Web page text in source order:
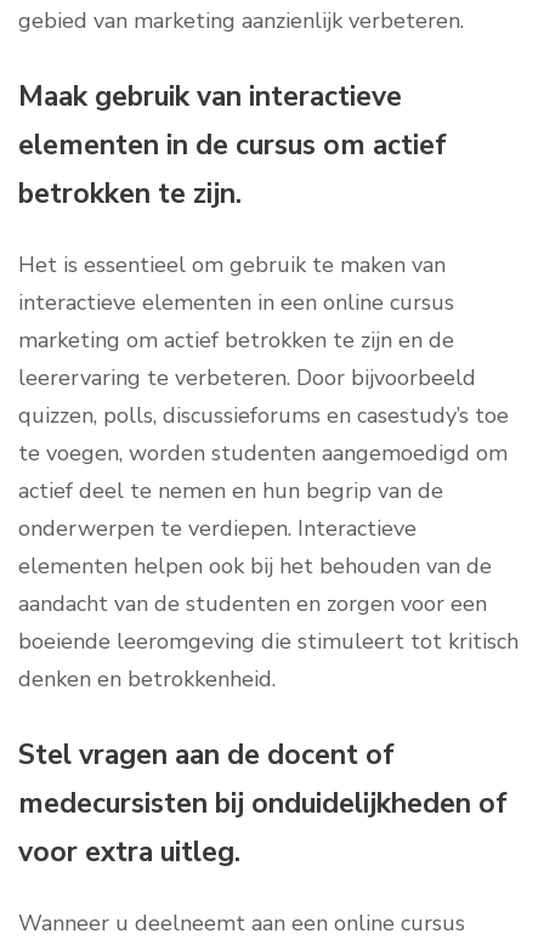
gebied van marketing aanzienlijk verbeteren.
Maak gebruik van interactieve
elementen in de cursus om actief
betrokken te zijn.
Het is essentieel om gebruik te maken van
interactieve elementen in een online cursus
marketing om actief betrokken te zijn en de
leerervaring te verbeteren. Door bijvoorbeeld
quizzen, polls, discussieforums en casestudy’s toe
te voegen, worden studenten aangemoedigd om
actief deel te nemen en hun begrip van de
onderwerpen te verdiepen. Interactieve
elementen helpen ook bij het behouden van de
aandacht van de studenten en zorgen voor een
boeiende leeromgeving die stimuleert tot kritisch
denken en betrokkenheid.
Stel vragen aan de docent of
medecursisten bij onduidelijkheden of
voor extra uitleg.
Wanneer u deelneemt aan een online cursus